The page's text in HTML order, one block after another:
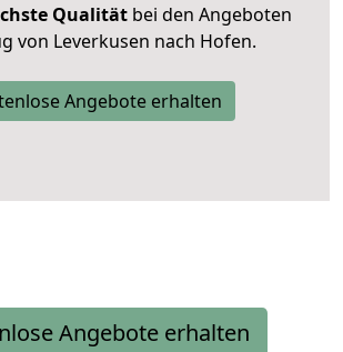
Qualität bei den Angeboten
von Leverkusen nach Hofen.
Angebote erhalten
Angebote erhalten